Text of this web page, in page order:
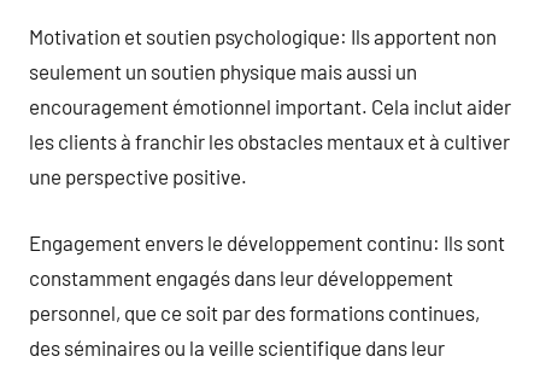
Motivation et soutien psychologique: Ils apportent non
seulement un soutien physique mais aussi un
encouragement émotionnel important. Cela inclut aider
les clients à franchir les obstacles mentaux et à cultiver
une perspective positive.
Engagement envers le développement continu: Ils sont
constamment engagés dans leur développement
personnel, que ce soit par des formations continues,
des séminaires ou la veille scientifique dans leur